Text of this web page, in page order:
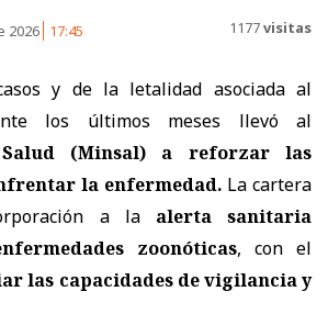
2026 17:45 1177visitas
y de la letalidad asociada al
los últimos meses llevó al
(Minsal) a reforzar las
la enfermedad. La cartera
a la alerta sanitaria
zoonóticas, con el
las capacidades de vigilancia y